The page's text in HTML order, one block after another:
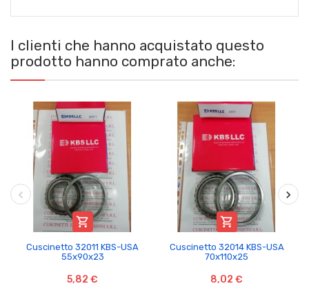
I clienti che hanno acquistato questo
prodotto hanno comprato anche:

Cuscinetto 32011 KBS-USA
55x90x23
5,82 €

Cuscinetto 32014 KBS-USA
70x110x25
8,02 €